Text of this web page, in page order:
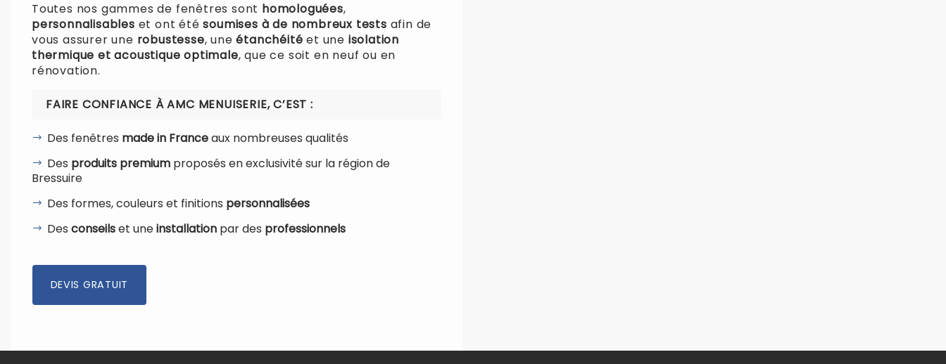
Toutes nos gammes de fenêtres sont homologuées,
personnalisables et ont étésoumises à de nombreux tests afin de
vous assurer une robustesse, uneétanchéité et une isolation
thermique et acoustique optimale, que ce soit en neuf ou en
rénovation.
FAIRE CONFIANCE À AMC MENUISERIE, C’EST :
Des fenêtres made in Franceaux nombreuses qualités
Des produits premium proposés en exclusivité sur la région de
Bressuire
Des formes, couleurs et finitions personnalisées
Des conseilset uneinstallation par des professionnels
DEVIS GRATUIT